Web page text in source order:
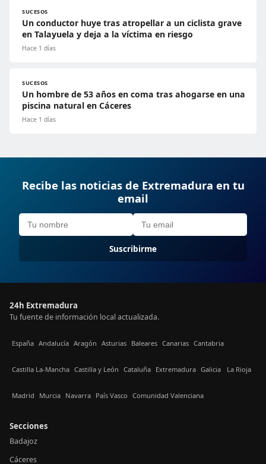
SUCESOS
Un conductor huye tras atropellar a un ciclista grave
en Talayuela y deja a la víctima en riesgo
Hace 1 días
SUCESOS
Un hombre de 53 años en coma tras ahogarse en una
piscina natural en Cáceres
Hace 1 días
Recibe las noticias de Extremadura en tu
email
Suscribirme
24h Extremadura
Tu fuente de información local actualizada.
España Andalucía Aragón Asturias Baleares Canarias Cantabria
Castilla La-Mancha Castilla y León Cataluña Extremadura Galicia La Rioja
Madrid Murcia Navarra País Vasco Comunidad Valenciana
Secciones
Badajoz
Cáceres